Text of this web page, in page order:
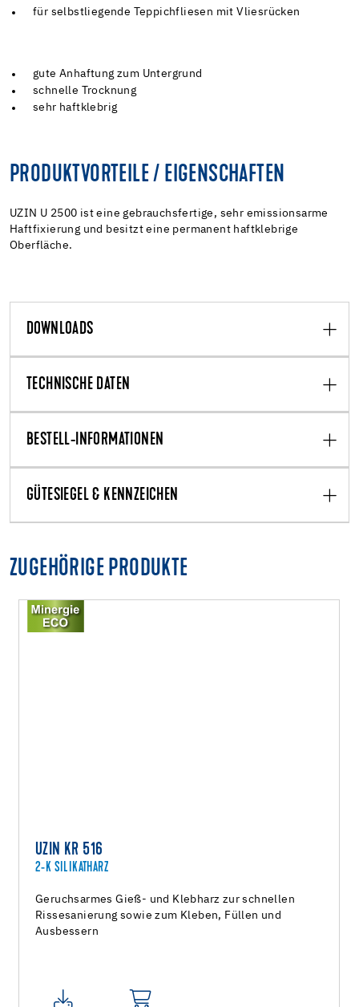
für selbstliegende Teppichfliesen mit Vliesrücken
gute Anhaftung zum Untergrund
schnelle Trocknung
sehr haftklebrig
PRODUKTVORTEILE / EIGENSCHAFTEN
UZIN U 2500 ist eine gebrauchsfertige, sehr emissionsarme
Haftfixierung und besitzt eine permanent haftklebrige
Oberfläche.
DOWNLOADS
TECHNISCHE DATEN
BESTELL-INFORMATIONEN
GÜTESIEGEL & KENNZEICHEN
ZUGEHÖRIGE PRODUKTE
UZIN KR 516
2-K SILIKATHARZ
Geruchsarmes Gieß- und Klebharz zur schnellen
Rissesanierung sowie zum Kleben, Füllen und
Ausbessern